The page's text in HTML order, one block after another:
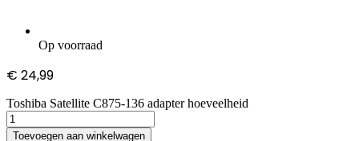
Op voorraad
€ 24,99
Toshiba Satellite C875-136 adapter hoeveelheid
Toevoegen aan winkelwagen